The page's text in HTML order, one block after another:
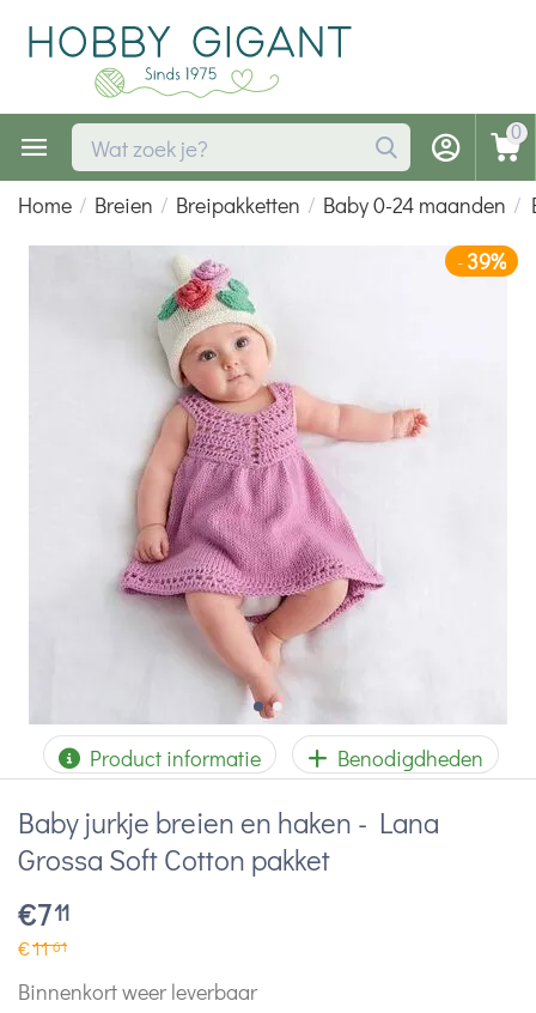
0
Home / Breien / Breipakketten / Baby 0-24 maanden /
-39%
Product informatie Benodigdheden
Baby jurkje breien en haken - Lana
Grossa Soft Cotton pakket
€711
€1161
Binnenkort weer leverbaar